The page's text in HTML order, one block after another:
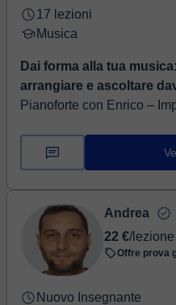
17 lezioni
Musica
Dai forma alla tua
arrangiare e ascoltare
Pianoforte con Enrico –
pianista e musicista
Andrea
22 €/lezione
Offre prova
Nuovo Insegnante